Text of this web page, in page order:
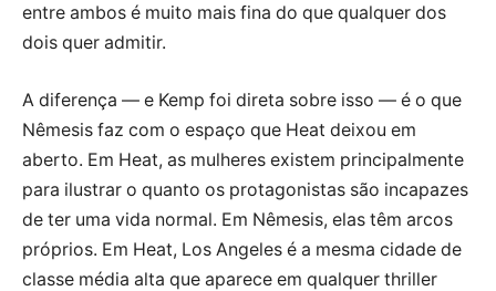
entre ambos é muito mais fina do que qualquer dos
dois quer admitir.
A diferença — e Kemp foi direta sobre isso — é o que
Nêmesis faz com o espaço que Heat deixou em
aberto. Em Heat, as mulheres existem principalmente
para ilustrar o quanto os protagonistas são incapazes
de ter uma vida normal. Em Nêmesis, elas têm arcos
próprios. Em Heat, Los Angeles é a mesma cidade de
classe média alta que aparece em qualquer thriller